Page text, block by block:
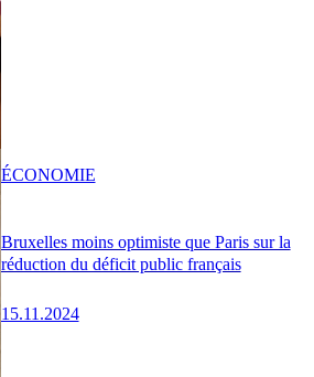
Bruxelles moins optimiste que Paris sur la
réduction du déficit public français
15.11.2024
ÉCONOMIE